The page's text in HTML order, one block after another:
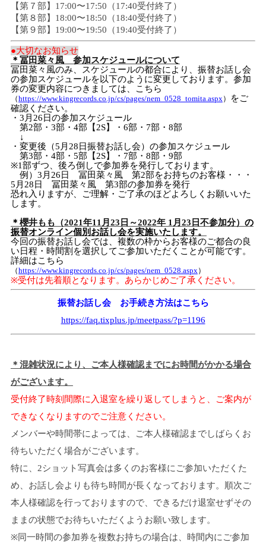
【第７部】 17:00〜17:50 （17:40受付終了）
【第８部】 18:00〜18:50 （18:40受付終了）
【第９部】 19:00〜19:50 （19:40受付終了）
●大切なお知らせ
＊ 冨田菜々風 参加スケジュールについて
冨田菜々風のみ、スケジュールの都合により、振替お話し会
の参加スケジュールを以下のように変更しております。参加
券の変更内容につきましては、こちら
（https://www.kingrecords.co.jp/cs/pages/nem_0528_tomita.aspx ）
をご
確認ください。
・ 3 月 26 日の参加スケジュール
第2部・ 3部・ 4部【 2S】・ 6部・ 7部・ 8部
↓
・変更後（5 月 28 日振替お話し会）の参加スケジュール
第3部・ 4部・ 5部【 2S】・ 7部・ 8部・ 9部
※1部ずつ、後ろ倒しで参加券を発行しております。
例） 3 月 26 日 冨田菜々風 第2部をお持ちのお客様・・・
5 月 28 日 冨田菜々風 第3部の参加券を発行
恐れ入りますが、ご理解・ご了承のほどよろしくお願いいた
します。
＊ 櫻井もも（2021年11 月 23 日～2022年1 月 23 日不参加分） の
振替オンライン個別お話し会を実施いたします。
今回の振替お話し会では、複数の枠からお客様のご都合の良
い日程・時間割を選択してご参加いただくことが可能です。
詳細はこちら
（https://www.kingrecords.co.jp/cs/pages/nem_0528.aspx ）
※受付は先着順となります。あらかじめご了承ください。
振替お話し会 お手続き方法はこちら
https://faq.tixplus.jp/meetpass/?p=1196
＊混雑状況により、ご本人様確認までにお時間がかかる場合
がございます。
受付終了時刻間際に入退室を繰り返してしまうと、ご案内が
できなくなりますのでご注意ください。
メンバーや時間帯によっては、ご本人様確認までしばらくお
待ちいただく場合がございます。
特に、 2ショット写真会は多くのお客様にご参加いただくた
め、お話し会よりも待ち時間が長くなっております。順次ご
本人様確認を行っておりますので、できるだけ退室せずその
ままの状態でお待ちいただくようお願い致します。
※同一時間の参加券を複数お持ちの場合は、時間内にご参加